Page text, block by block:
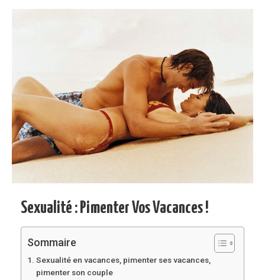
Sexualité : Pimenter Vos Vacances !
Sommaire
Sexualité en vacances, pimenter ses vacances,
pimenter son couple